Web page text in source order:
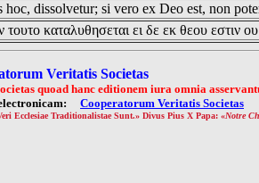
dissolvetur; si vero ex Deo est, non
καταλυθησεται ει δε εκ θεου εστιν
Veritatis Societas
quoad hanc editionem iura omnia
Cooperatorum Veritatis Societas
Ecclesiae Traditionalistae Sunt.» Divus Pius X Papa: «Notre